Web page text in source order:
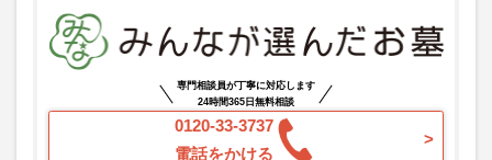
専門相談員が丁寧に対応します
24時間365日無料相談
0120-33-3737
電話をかける